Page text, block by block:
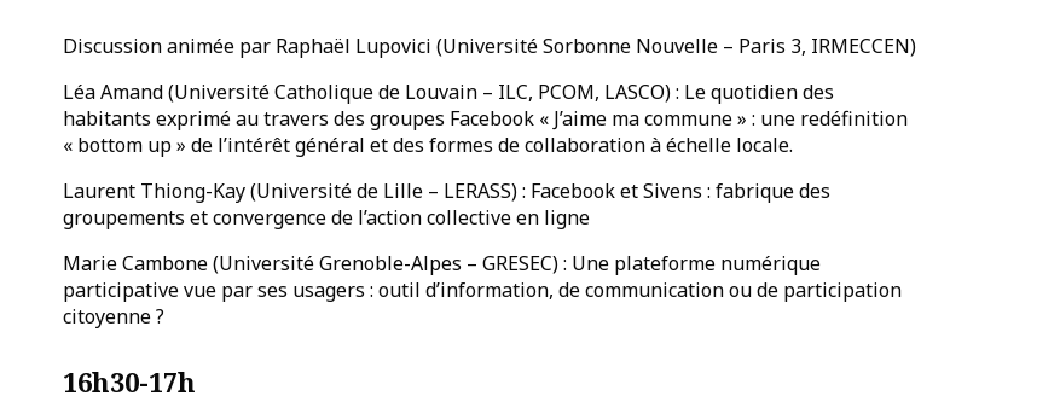
Discussion animée par Raphaël Lupovici (Université Sorbonne Nouvelle – Paris 3, IRMECCEN)
Léa Amand (Université Catholique de Louvain – ILC, PCOM, LASCO) : Le quotidien des
habitants exprimé au travers des groupes Facebook « J’aime ma commune » : une redéfinition
« bottom up » de l’intérêt général et des formes de collaboration à échelle locale.
Laurent Thiong-Kay (Université de Lille – LERASS) : Facebook et Sivens : fabrique des
groupements et convergence de l’action collective en ligne
Marie Cambone (Université Grenoble-Alpes – GRESEC) : Une plateforme numérique
participative vue par ses usagers : outil d’information, de communication ou de participation
citoyenne ?
16h30-17h